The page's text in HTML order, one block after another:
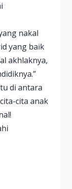
nakal
yang baik
akhlaknya,
di antara
cita anak